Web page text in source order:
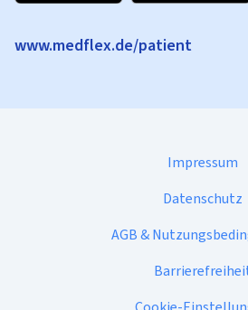
www.medflex.de/patient
Impressum
Datenschutz
AGB &